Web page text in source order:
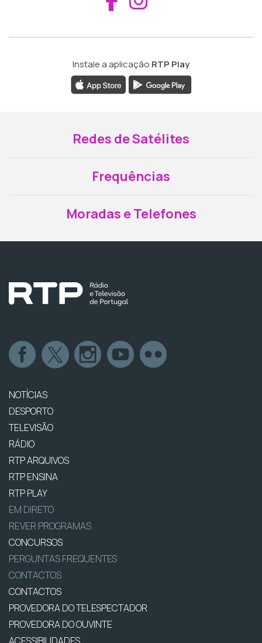
Instale a aplicação RTP Play
Redes de Satélites
Frequências
Moradas e Telefones
NOTÍCIAS
DESPORTO
TELEVISÃO
RÁDIO
RTP ARQUIVOS
RTP ENSINA
RTP PLAY
EM DIRETO
REVER PROGRAMAS
CONCURSOS
PERGUNTAS FREQUENTES
CONTACTOS
CONTACTOS
PROVEDORA DO TELESPECTADOR
PROVEDORA DO OUVINTE